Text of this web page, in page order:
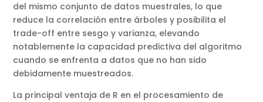
del mismo conjunto de datos muestrales, lo que
reduce la correlación entre árboles y posibilita el
trade-off entre sesgo y varianza, elevando
notablemente la capacidad predictiva del algoritmo
cuando se enfrenta a datos que no han sido
debidamente muestreados.
La principal ventaja de R en el procesamiento de